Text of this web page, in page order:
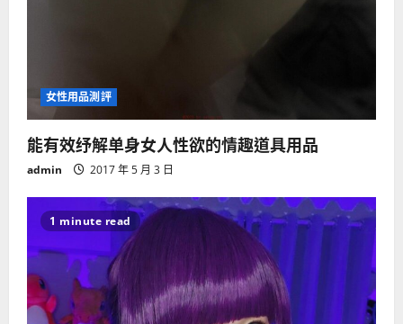
女性用品測評
能有效纾解单身女人性欲的情趣道具用品
admin 2017 年 5 月 3 日
1 minute read